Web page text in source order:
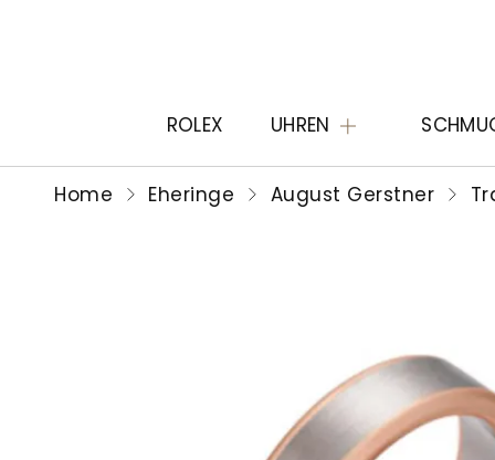
ROLEX UHREN
Home Eheringe August Gerstner